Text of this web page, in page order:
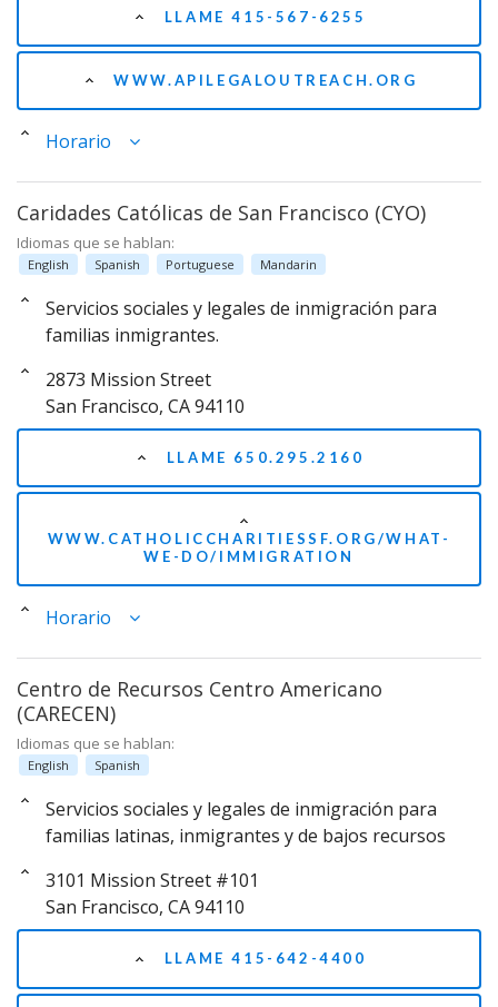
LLAME 415-567-6255
WWW.APILEGALOUTREACH.ORG
Horario
Caridades Católicas de San Francisco (CYO)
Idiomas que se hablan:
English Spanish Portuguese Mandarin
Servicios sociales y legales de inmigración para
familias inmigrantes.
2873 Mission Street
San Francisco, CA 94110
LLAME 650.295.2160
WWW.CATHOLICCHARITIESSF.ORG/WHAT-
WE-DO/IMMIGRATION
Horario
Centro de Recursos Centro Americano
(CARECEN)
Idiomas que se hablan:
English Spanish
Servicios sociales y legales de inmigración para
familias latinas, inmigrantes y de bajos recursos
3101 Mission Street #101
San Francisco, CA 94110
LLAME 415-642-4400